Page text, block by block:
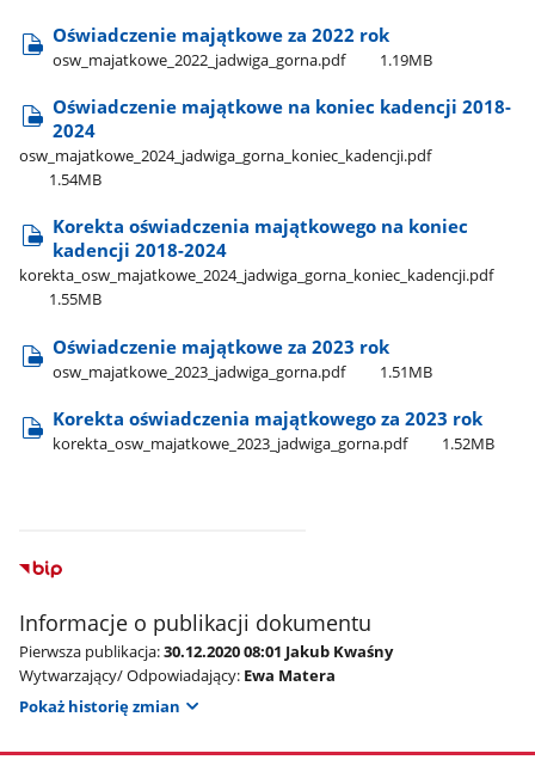
Oświadczenie majątkowe za 2022 rok
osw​_majatkowe​_2022​_jadwiga​_gorna.pdf 1.19MB
Oświadczenie majątkowe na koniec kadencji 2018-
2024
osw​_majatkowe​_2024​_jadwiga​_gorna​_koniec​_kadencji.pdf
1.54MB
Korekta oświadczenia majątkowego na koniec
kadencji 2018-2024
korekta​_osw​_majatkowe​_2024​_jadwiga​_gorna​_koniec​_kadencji.pdf
1.55MB
Oświadczenie majątkowe za 2023 rok
osw​_majatkowe​_2023​_jadwiga​_gorna.pdf 1.51MB
Korekta oświadczenia majątkowego za 2023 rok
korekta​_osw​_majatkowe​_2023​_jadwiga​_gorna.pdf 1.52MB
Informacje o publikacji dokumentu
Pierwsza publikacja:30.12.2020 08:01 Jakub Kwaśny
Wytwarzający/ Odpowiadający: Ewa Matera
Pokaż historię zmian